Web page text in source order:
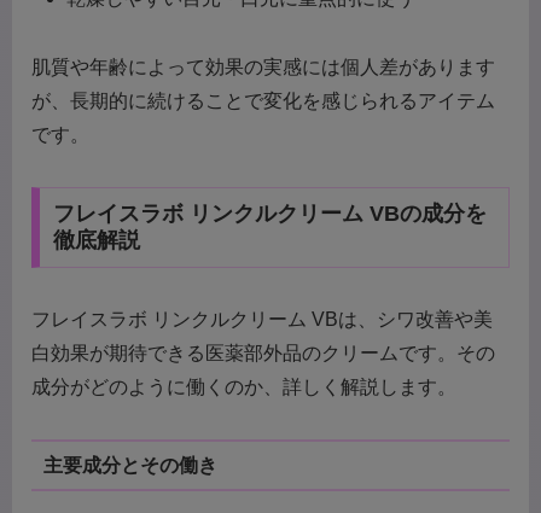
肌質や年齢によって効果の実感には個人差があります
が、長期的に続けることで変化を感じられるアイテム
です。
フレイスラボ リンクルクリーム VBの成分を
徹底解説
フレイスラボ リンクルクリーム VBは、シワ改善や美
白効果が期待できる医薬部外品のクリームです。その
成分がどのように働くのか、詳しく解説します。
主要成分とその働き